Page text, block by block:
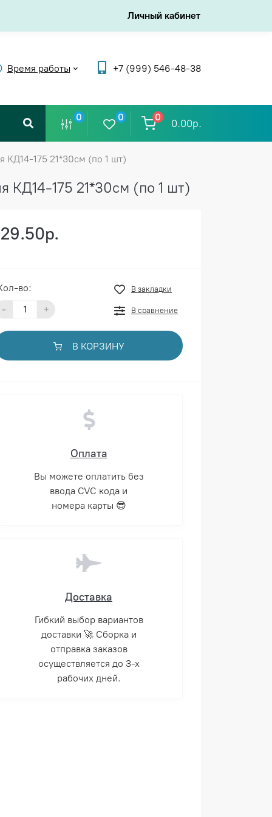
Личный кабинет
Время работы +7 (999) 546-48-38
0 0 0
0.00р.
КД14-175 21*30см (по 1 шт)
КД14-175 21*30см (по 1 шт)
во:
- +
В закладки
В сравнение
В КОРЗИНУ
Оплата
Вы можете оплатить без
ввода CVC кода и
номера карты 😎
Доставка
Гибкий выбор вариантов
доставки 🚀 Сборка и
отправка заказов
осуществляется до 3-х
рабочих дней.